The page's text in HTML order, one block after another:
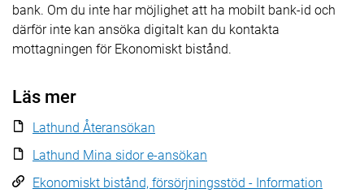
bank. Om du inte har möjlighet att ha mobilt bank-id och
därför inte kan ansöka digitalt kan du kontakta
mottagningen för Ekonomiskt bistånd.
Läs mer
Lathund Återansökan
Lathund Mina sidor e-ansökan
Ekonomiskt bistånd, försörjningsstöd - Information